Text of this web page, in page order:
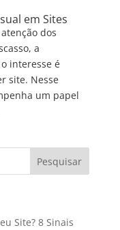
em Sites
dos
a
interesse é
site. Nesse
um papel
Site? 8 Sinais